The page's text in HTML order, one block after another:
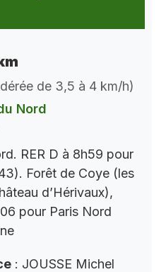
de 3,5 à 4 km/h)
Nord
RER D à 8h59 pour
Forêt de Coye (les
d’Hérivaux),
pour Paris Nord
: JOUSSE Michel